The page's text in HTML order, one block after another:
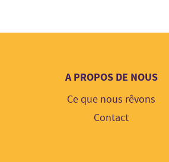
A PROPOS DE NOUS
Ce que nous rêvons
Contact